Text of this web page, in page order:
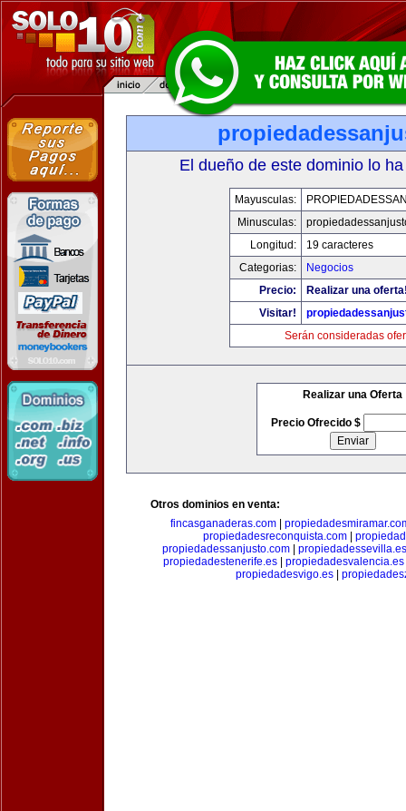
El dueño de este dominio lo
Mayusculas:
Minusculas:
Longitud:
19 caracteres
Categorias:
Negocios
Precio:
Realizar una
Visitar!
Serán consideradas
Realizar una Oferta
Precio Ofrecido $
Otros dominios en venta:
fincasganaderas.com
propiedadesreconquista.com
propiedadessanjusto.com| propiedadessevilla.es
propiedadestenerife.es| propiedadesvalencia.es
propiedadesvigo.es|